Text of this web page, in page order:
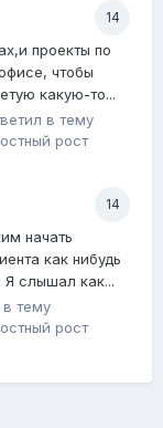
14
проекты по
чтобы
какую-то...
в тему
рост
14
начать
как нибудь
Я слышал как...
в тему
рост